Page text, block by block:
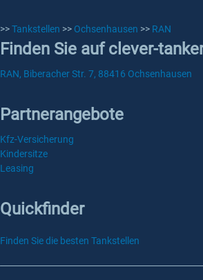
>>Tankstellen >> Ochsenhausen >> RAN
Finden Sie auf clever-
RAN, Biberacher Str. 7, 88416 Ochsenhausen
Partnerangebote
Kfz-Versicherung
Kindersitze
Leasing
Quickfinder
Finden Sie die besten Tankstellen